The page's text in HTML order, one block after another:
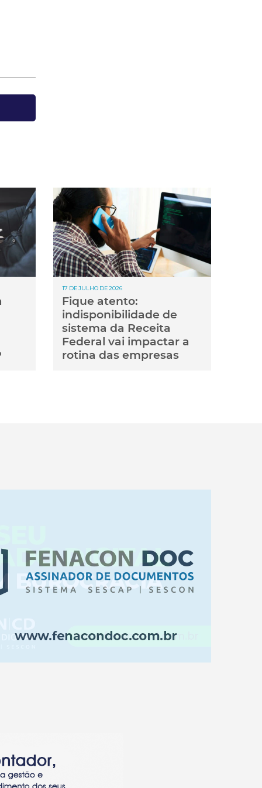
17 DE JULHO DE 2026
Fique atento:
indisponibilidade de
sistema da Receita
Federal vai impactar a
rotina das empresas